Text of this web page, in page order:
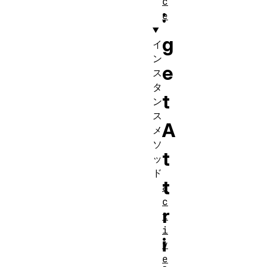
:
g
e
t
A
t
t
r
i
e
イ
ン
ス
タ
ン
ス
メ
ソ
ッ
ド
a
c
t
i
v
e